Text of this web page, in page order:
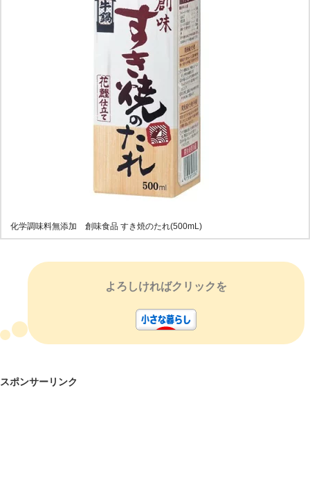
化学調味料無添加 創味食品 すき焼のたれ(500mL)
よろしければクリックを
スポンサーリンク